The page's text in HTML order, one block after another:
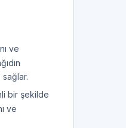
ve
bir şekilde
ve